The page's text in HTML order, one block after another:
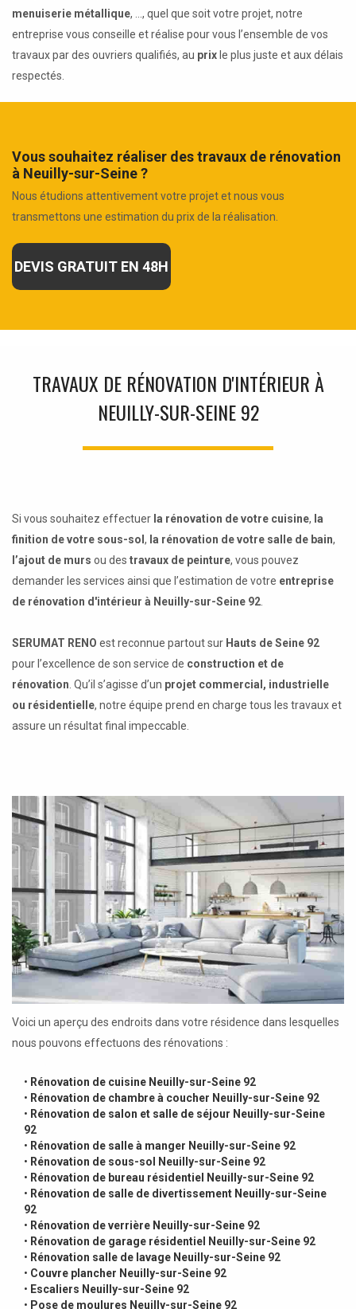
menuiserie métallique, ..., quel que soit votre projet, notre
entreprise vous conseille et réalise pour vous l’ensemble de vos
travaux par des ouvriers qualifiés, au prix le plus juste et aux délais
respectés.
Vous souhaitez réaliser des travaux de rénovation
à Neuilly-sur-Seine ?
Nous étudions attentivement votre projet et nous vous
transmettons une estimation du prix de la réalisation.
DEVIS GRATUIT EN 48H
TRAVAUX DE RÉNOVATION D'INTÉRIEUR À
NEUILLY-SUR-SEINE 92
Si vous souhaitez effectuer la rénovation de votre cuisine, la
finition de votre sous-sol , la rénovation de votre salle de bain,
l’ajout de murs ou des travaux de peinture, vous pouvez
demander les services ainsi que l’estimation de votre entreprise
de rénovation d'intérieur à Neuilly-sur-Seine 92
SERUMAT RENO est reconnue partout sur Hauts de Seine 92
pour l’excellence de son service de construction et de
rénovation . Qu’il s’agisse d’un projet commercial, industrielle
ou résidentielle, notre équipe prend en charge tous les travaux et
assure un résultat final impeccable.
Voici un aperçu des endroits dans votre résidence dans lesquelles
nous pouvons effectuons des rénovations :
• Rénovation de cuisine Neuilly-sur-Seine 92
• Rénovation de chambre à coucher Neuilly-sur-Seine 92
• Rénovation de salon et salle de séjour Neuilly-sur-Seine
92
• Rénovation de salle à manger Neuilly-sur-Seine 92
• Rénovation de sous-sol Neuilly-sur-Seine 92
• Rénovation de bureau résidentiel Neuilly-sur-Seine 92
• Rénovation de salle de divertissement Neuilly-sur-Seine
92
• Rénovation de verrière Neuilly-sur-Seine 92
• Rénovation de garage résidentiel Neuilly-sur-Seine 92
• Rénovation salle de lavage Neuilly-sur-Seine 92
• Couvre plancher Neuilly-sur-Seine 92
• Escaliers Neuilly-sur-Seine 92
• Pose de moulures Neuilly-sur-Seine 92